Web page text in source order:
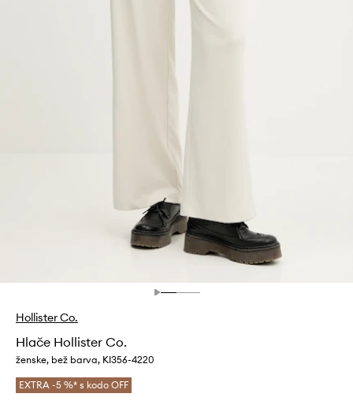
Hollister Co.
Hlače Hollister Co.
ženske, bež barva, KI356-4220
EXTRA -5 %* s kodo OFF